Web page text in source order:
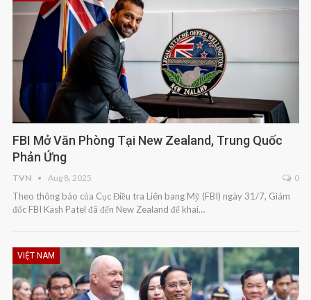
FBI Mở Văn Phòng Tại New Zealand, Trung Quốc
Phản Ứng
TVN Aug 8, 2025 0
Theo thông báo của Cục Điều tra Liên bang Mỹ (FBI) ngày 31/7, Giám
đốc FBI Kash Patel đã đến New Zealand để khai…
VIỆT NAM